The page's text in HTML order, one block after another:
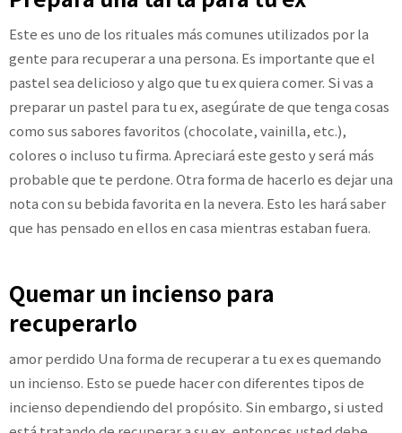
Este es uno de los rituales más comunes utilizados por la
gente para recuperar a una persona. Es importante que el
pastel sea delicioso y algo que tu ex quiera comer. Si vas a
preparar un pastel para tu ex, asegúrate de que tenga cosas
como sus sabores favoritos (chocolate, vainilla, etc.),
colores o incluso tu firma. Apreciará este gesto y será más
probable que te perdone. Otra forma de hacerlo es dejar una
nota con su bebida favorita en la nevera. Esto les hará saber
que has pensado en ellos en casa mientras estaban fuera.
Quemar un incienso para
recuperarlo
amor perdido Una forma de recuperar a tu ex es quemando
un incienso. Esto se puede hacer con diferentes tipos de
incienso dependiendo del propósito. Sin embargo, si usted